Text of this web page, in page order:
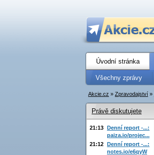
Úvodní stránka
Všechny zprávy
Akcie.cz » Zpravodajství »
Právě diskutujete
21:13 Denní report -...:
paiza.io/projec...
21:12 Denní report -...:
notes.io/e6qyW